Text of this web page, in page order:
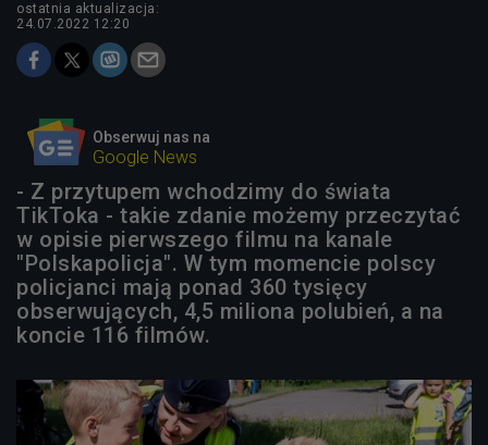
ostatnia aktualizacja:
24.07.2022 12:20
Obserwuj nas na
Google News
- Z przytupem wchodzimy do świata
TikToka - takie zdanie możemy przeczytać
w opisie pierwszego filmu na kanale
"Polskapolicja". W tym momencie polscy
policjanci mają ponad 360 tysięcy
obserwujących, 4,5 miliona polubień, a na
koncie 116 filmów.